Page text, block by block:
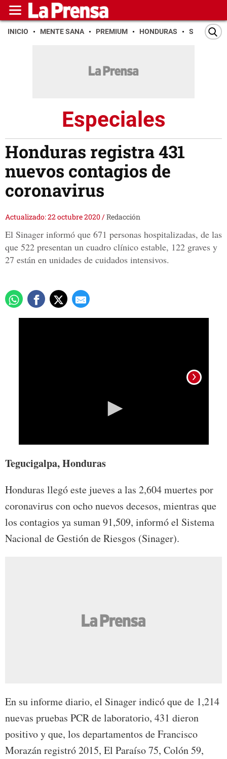
INICIO MENTE SANA PREMIUM HONDURAS SAN PEDRO
Especiales
Honduras registra 431
nuevos contagios de
coronavirus
Actualizado: 22 octubre 2020/Redacción
El Sinager informó que 671 personas hospitalizadas, de las
que 522 presentan un cuadro clínico estable, 122 graves y
27 están en unidades de cuidados intensivos.
Tegucigalpa, Honduras
Honduras llegó este jueves a las 2,604 muertes por
coronavirus con ocho nuevos decesos, mientras que
los contagios ya suman 91,509, informó el Sistema
Nacional de Gestión de Riesgos (Sinager).
En su informe diario, el Sinager indicó que de 1,214
nuevas pruebas PCR de laboratorio, 431 dieron
positivo y que, los departamentos de Francisco
Morazán registró 2015, El Paraíso 75, Colón 59,